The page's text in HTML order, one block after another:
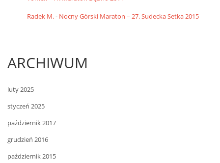
Radek M.- Nocny Górski Maraton – 27. Sudecka Setka 2015
ARCHIWUM
luty 2025
styczeń 2025
październik 2017
grudzień 2016
październik 2015